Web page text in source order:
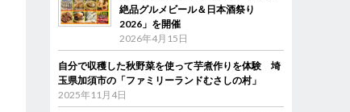
絶品グルメビール＆日本酒祭り
2026」を開催
2026年4月15日
自分で収穫した秋野菜を使って芋煮作りを体験 埼
玉県加須市の「ファミリーランドむさしの村」
2025年11月4日